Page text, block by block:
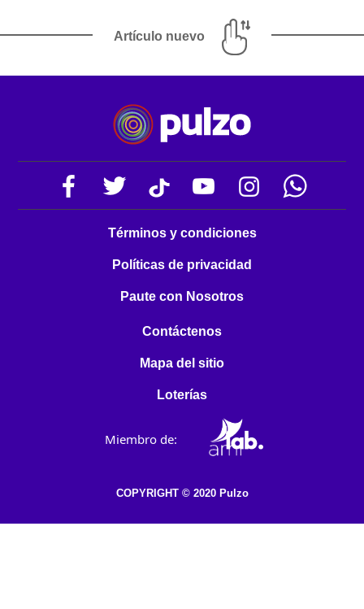
Artículo nuevo
Términos y condiciones
Políticas de privacidad
Paute con Nosotros
Contáctenos
Mapa del sitio
Loterías
Miembro de:
COPYRIGHT © 2020 Pulzo